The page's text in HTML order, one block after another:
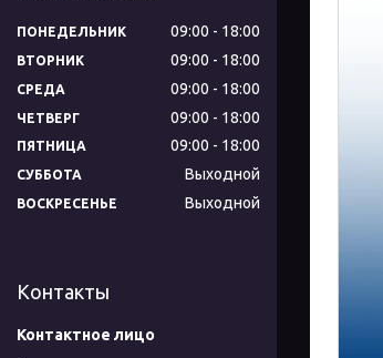
ПОНЕДЕЛЬНИК 09:00 18:00
ВТОРНИК 09:00 18:00
СРЕДА 09:00 18:00
ЧЕТВЕРГ 09:00 18:00
ПЯТНИЦА 09:00 18:00
СУББОТА Выходной
ВОСКРЕСЕНЬЕ Выходной
Контакты